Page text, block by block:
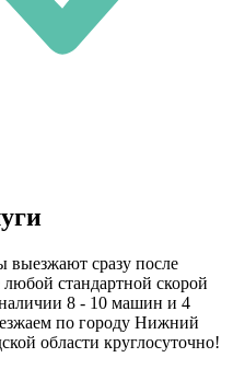
выезжают сразу после
стандартной скорой
8 - 10 машин и 4
по городу Нижний
области круглосуточно!